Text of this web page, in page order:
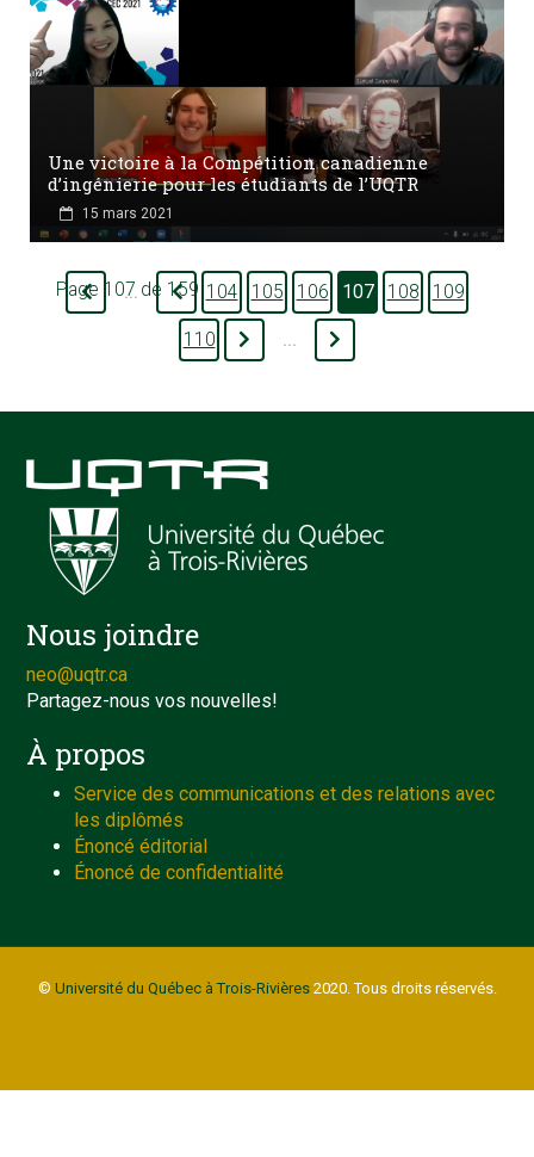
Une victoire à la Compétition canadienne
d’ingénierie pour les étudiants de l’UQTR
15 mars 2021
Page 107 de 159
... 104 105 106 107 108 109
110
Nous joindre
neo@uqtr.ca
Partagez-nous vos nouvelles!
À propos
Service des communications et des relations avec
les diplômés
Énoncé éditorial
Énoncé de confidentialité
© Université du Québec à Trois-Rivières2020. Tous droits réservés.